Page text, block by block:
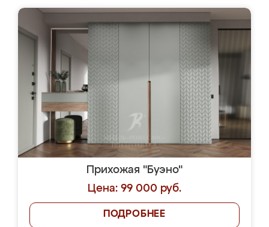
Прихожая "Буэно"
Цена: 99 000 руб.
ПОДРОБНЕЕ